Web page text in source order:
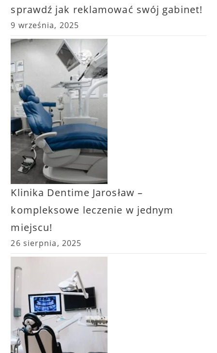
sprawdź jak reklamować swój gabinet!
9 września, 2025
Klinika Dentime Jarosław –
kompleksowe leczenie w jednym
miejscu!
26 sierpnia, 2025